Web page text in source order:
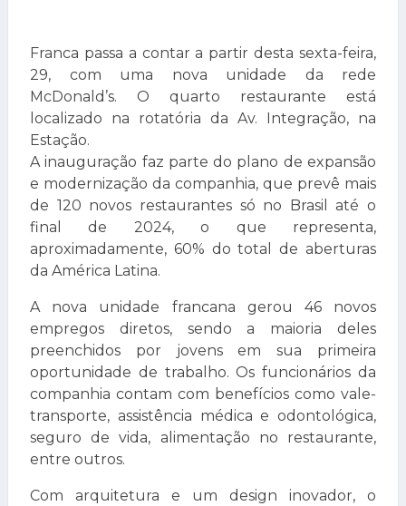
Franca passa a contar a partir desta sexta-feira,
29, com uma nova unidade da rede
McDonald’s. O quarto restaurante está
localizado na rotatória da Av. Integração, na
Estação.
A inauguração faz parte do plano de expansão
e modernização da companhia, que prevê mais
de 120 novos restaurantes só no Brasil até o
final de 2024, o que representa,
aproximadamente, 60% do total de aberturas
da América Latina.
A nova unidade francana gerou 46 novos
empregos diretos, sendo a maioria deles
preenchidos por jovens em sua primeira
oportunidade de trabalho. Os funcionários da
companhia contam com benefícios como vale-
transporte, assistência médica e odontológica,
seguro de vida, alimentação no restaurante,
entre outros.
Com arquitetura e um design inovador, o